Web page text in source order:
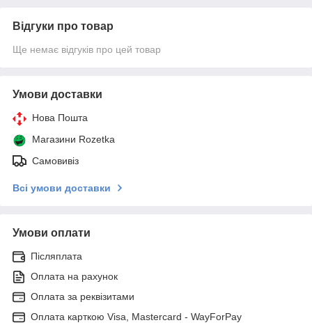
Відгуки про товар
Ще немає відгуків про цей товар
Умови доставки
Нова Пошта
Магазини Rozetka
Самовивіз
Всі умови доставки
Умови оплати
Післяплата
Оплата на рахунок
Оплата за реквізитами
Оплата карткою Visa, Mastercard - WayForPay